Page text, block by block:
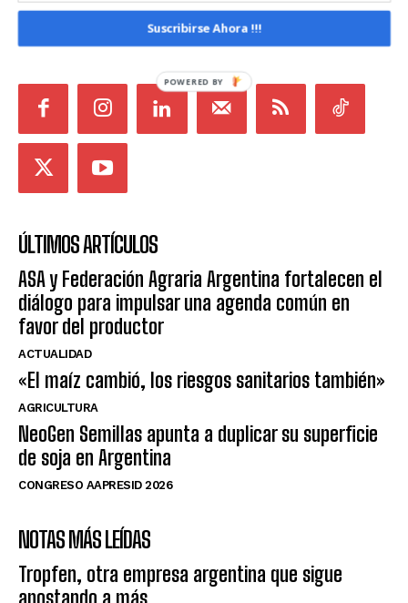
Noticias de Campo es un medio independiente
focalizado en Redes Sociales que intenta aglutinar
todas las noticias del sector en un sólo lugar.
ÚLTIMOS ARTÍCULOS
ASA y Federación Agraria Argentina fortalecen el
diálogo para impulsar una agenda común en
favor del productor
ACTUALIDAD
«El maíz cambió, los riesgos sanitarios también»
AGRICULTURA
NeoGen Semillas apunta a duplicar su superficie
de soja en Argentina
CONGRESO AAPRESID 2026
NOTAS MÁS LEÍDAS
Tropfen, otra empresa argentina que sigue
Suscribirse Ahora !!!
POWERED BY